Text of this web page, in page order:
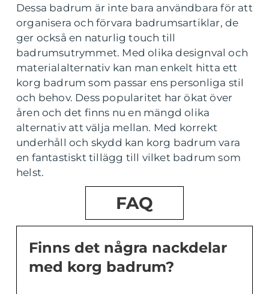
Dessa badrum är inte bara användbara för att
organisera och förvara badrumsartiklar, de
ger också en naturlig touch till
badrumsutrymmet. Med olika designval och
materialalternativ kan man enkelt hitta ett
korg badrum som passar ens personliga stil
och behov. Dess popularitet har ökat över
åren och det finns nu en mängd olika
alternativ att välja mellan. Med korrekt
underhåll och skydd kan korg badrum vara
en fantastiskt tillägg till vilket badrum som
helst.
FAQ
Finns det några nackdelar
med korg badrum?